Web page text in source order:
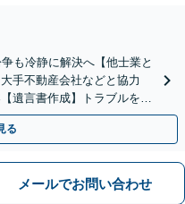
も冷静に解決へ【他士業と
手不動産会社などと協力
遺言書作成】トラブルを予
可】
る
メールでお問い合わせ